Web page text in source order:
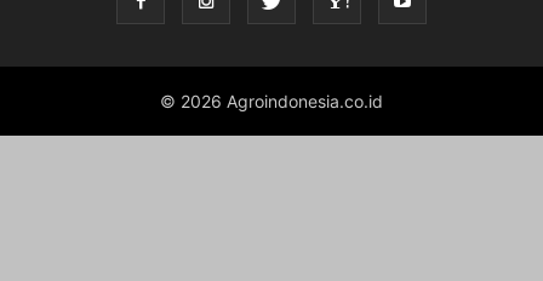
© 2026 Agroindonesia.co.id